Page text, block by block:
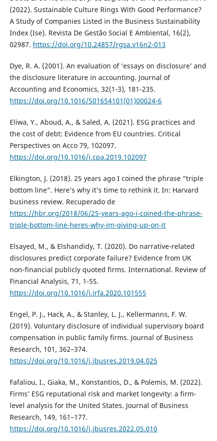
(2022). Sustainable Culture Rings With Good Performance?
A Study of Companies Listed in the Business Sustainability
Index (Ise). Revista De Gestão Social E Ambiental, 16(2),
02987. https://doi.org/10.24857/rgsa.v16n2-013
Dye, R. A. (2001). An evaluation of ‘essays on disclosure’ and
the disclosure literature in accounting. Journal of
Accounting and Economics, 32(1-3), 181-235.
https://doi.org/10.1016/S01654101(01)00024-6
Eliwa, Y., Aboud, A., & Saled, A. (2021). ESG practices and
the cost of debt: Evidence from EU countries. Critical
Perspectives on Acco 79, 102097.
https://doi.org/10.1016/j.cpa.2019.102097
Elkington, J. (2018). 25 years ago I coined the phrase “triple
bottom line”. Here’s why it’s time to rethink it. In: Harvard
business review. Recuperado de
https://hbr.org/2018/06/25-years-ago-i-coined-the-phrase-
triple-bottom-line-heres-why-im-giving-up-on-it
Elsayed, M., & Elshandidy, T. (2020). Do narrative-related
disclosures predict corporate failure? Evidence from UK
non-financial publicly quoted firms. International. Review of
Financial Analysis, 71, 1-55.
https://doi.org/10.1016/j.irfa.2020.101555
Engel, P. J., Hack, A., & Stanley, L. J., Kellermanns, F. W.
(2019). Voluntary disclosure of individual supervisory board
compensation in public family firms. Journal of Business
Research, 101, 362–374.
https://doi.org/10.1016/j.jbusres.2019.04.025
Fafaliou, I., Giaka, M., Konstantios, D., & Polemis, M. (2022).
Firms’ ESG reputational risk and market longevity: a firm-
level analysis for the United States. Journal of Business
Research, 149, 161–177.
https://doi.org/10.1016/j.jbusres.2022.05.010